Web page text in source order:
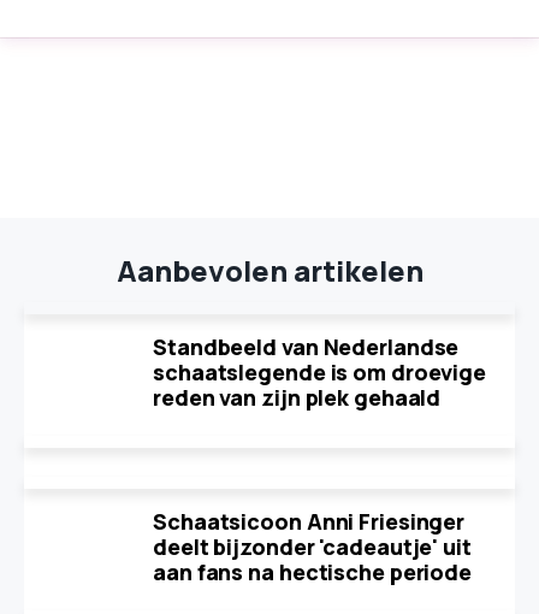
Aanbevolen artikelen
Standbeeld van Nederlandse
schaatslegende is om droevige
reden van zijn plek gehaald
Schaatsicoon Anni Friesinger
deelt bijzonder 'cadeautje' uit
aan fans na hectische periode